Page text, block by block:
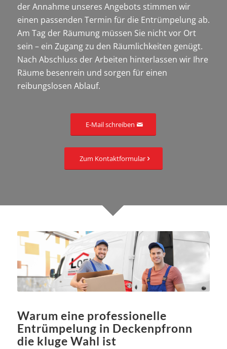
der Annahme unseres Angebots stimmen wir
einen passenden Termin für die Entrümpelung ab.
Am Tag der Räumung müssen Sie nicht vor Ort
sein – ein Zugang zu den Räumlichkeiten genügt.
Nach Abschluss der Arbeiten hinterlassen wir Ihre
Räume besenrein und sorgen für einen
reibungslosen Ablauf.
E-Mail schreiben
Zum Kontaktformular
Warum eine professionelle
Entrümpelung in Deckenpfronn
die kluge Wahl ist